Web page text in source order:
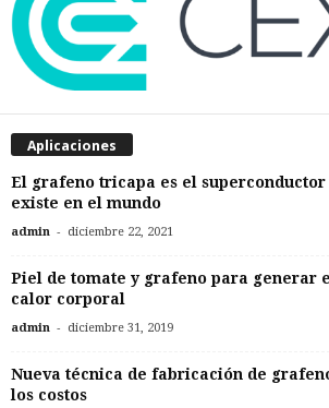
Aplicaciones
El grafeno tricapa es el
existe en el mundo
admin - diciembre 22, 2021
Piel de tomate y grafeno para generar
calor corporal
admin - diciembre 31, 2019
Nueva técnica de fabricación de
los costos